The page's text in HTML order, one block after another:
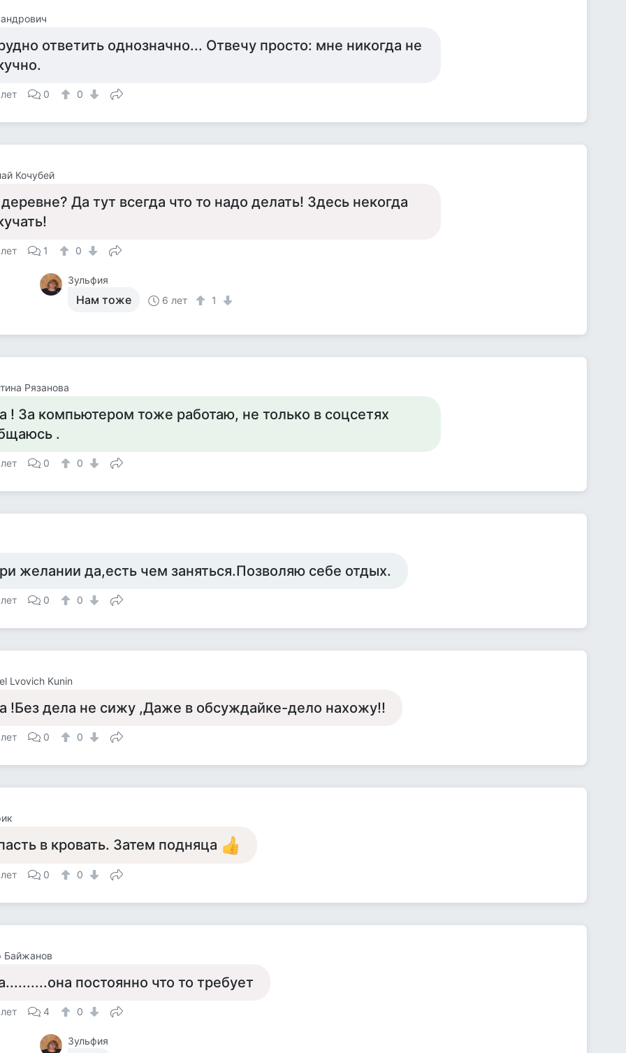
ответить однозначно... Отвечу просто: мне никогда не
0 0
Кочубей
Да тут всегда что то надо делать! Здесь некогда
1 0
Зульфия
Нам тоже 6 лет 1
Рязанова
! За компьютером тоже работаю, не только в соцсетях
.
0 0
желании да,есть чем заняться.Позволяю себе отдых.
0 0
Lvovich Kunin
!Без дела не сижу ,Даже в обсуждайке-дело нахожу!!
0 0
в кровать. Затем подняца
0 0
Байжанов
постоянно что то требует
4 0
Зульфия